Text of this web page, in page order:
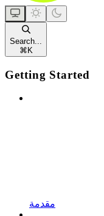
Search...
⌘ K
Getting Started
مقدمة